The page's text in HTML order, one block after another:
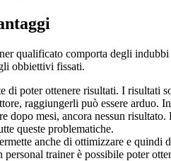
qualificato comporta degli
obbiettivi fissati.
di poter ottenere risultati. I risultati
raggiungerli può essere arduo.
dopo mesi, ancora nessun
queste problematiche.
anche di ottimizzare e
trainer è possibile poter